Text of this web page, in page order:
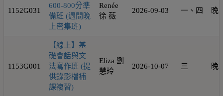
1152G031
600-800分準
備班 (週間晚
上密集班)
Renée
徐 薇
2026-09-03 一、四 晚
1153G001
【線上】基
礎會話與文
法寫作班 (提
供錄影檔補
課複習)
Eliza 劉
慧玲
2026-10-07 三 晚